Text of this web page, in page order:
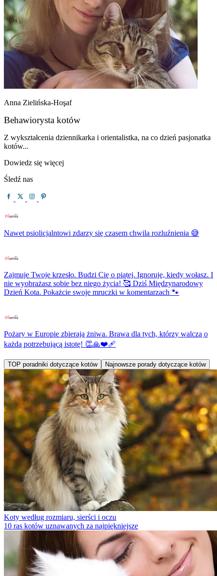
Anna Zielińska-Hoşaf
Behawiorysta kotów
Z wykształcenia dziennikarka i orientalistka, na co dzień pasjonatka
kotów...
Dowiedz się więcej
Śledź nas
Nawet psiolicjalntowi zdarzy się czasem chwila rozluźnienia 😅
Zajmuje Twoje krzesło. Budzi Cię o piątej. Ignoruje, kiedy wołasz. I
nie wyobrażasz sobie bez niego życia! 🥰 Dziś Międzynarodowy
Dzień Kota. Pokażcie swoje mruczki w komentarzach 🐾
Pożary w Europie zbierają żniwa. Brawa dla tych, którzy walczą o
każdą potrzebującą istotę! 👏🙏❤️‍🩹
TOP poradniki dotyczące kotów Najnowsze porady dotyczące kotów
Koty według rozmiaru, sierści i oczu
10 ras kotów uznawanych za najpiękniejsze